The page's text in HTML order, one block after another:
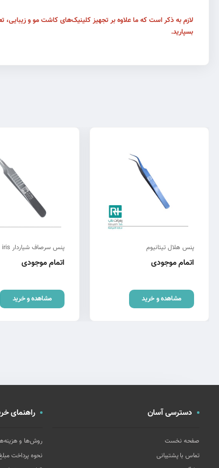
لازم به ذکر است که ما علاوه بر تجهیز کلینیک‌های کاشت مو و زیبایی،
بسپارید.
پنس هلال تیتانیوم
اتمام موجودی
مشاهده و خرید
پنس سرصاف شیاردار iris
اتمام موجودی
مشاهده و خرید
دسترسی آسان
صفحه نخست
تماس با پشتیبانی
راهنمای
روش‌ها و
نحوه پرداخت